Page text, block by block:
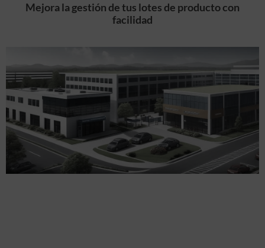
Mejora la gestión de tus lotes de producto con
facilidad